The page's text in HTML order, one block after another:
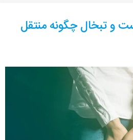
و تبخال چگونه منتقل